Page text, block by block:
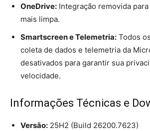
OneDrive: Integração removida
mais limpa.
Smartscreen e Telemetria: Todos
coleta de dados e telemetria da
desativados para garantir sua
velocidade.
Informações Técnicas e
Versão: 25H2 (Build 26200.7623)